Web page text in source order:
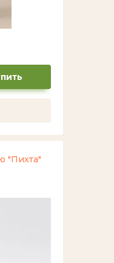
"Пихта"